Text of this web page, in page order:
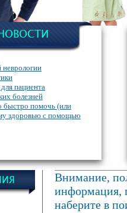
неврологии
пациента
болезней
быстро помочь (или
здоровью с помощью
Внимание,
информация,
наберите в